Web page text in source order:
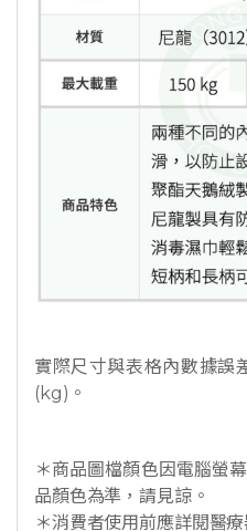
實際尺寸與表格內數據誤
(kg)。
＊商品圖檔顏色因電腦螢
品顏色為準，請見諒。
＊消費者使用前應詳閱醫